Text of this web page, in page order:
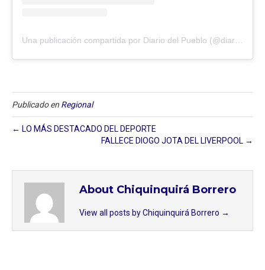
Publicado en Regional
← LO MÁS DESTACADO DEL DEPORTE
FALLECE DIOGO JOTA DEL LIVERPOOL →
About Chiquinquirá Borrero
View all posts by Chiquinquirá Borrero →